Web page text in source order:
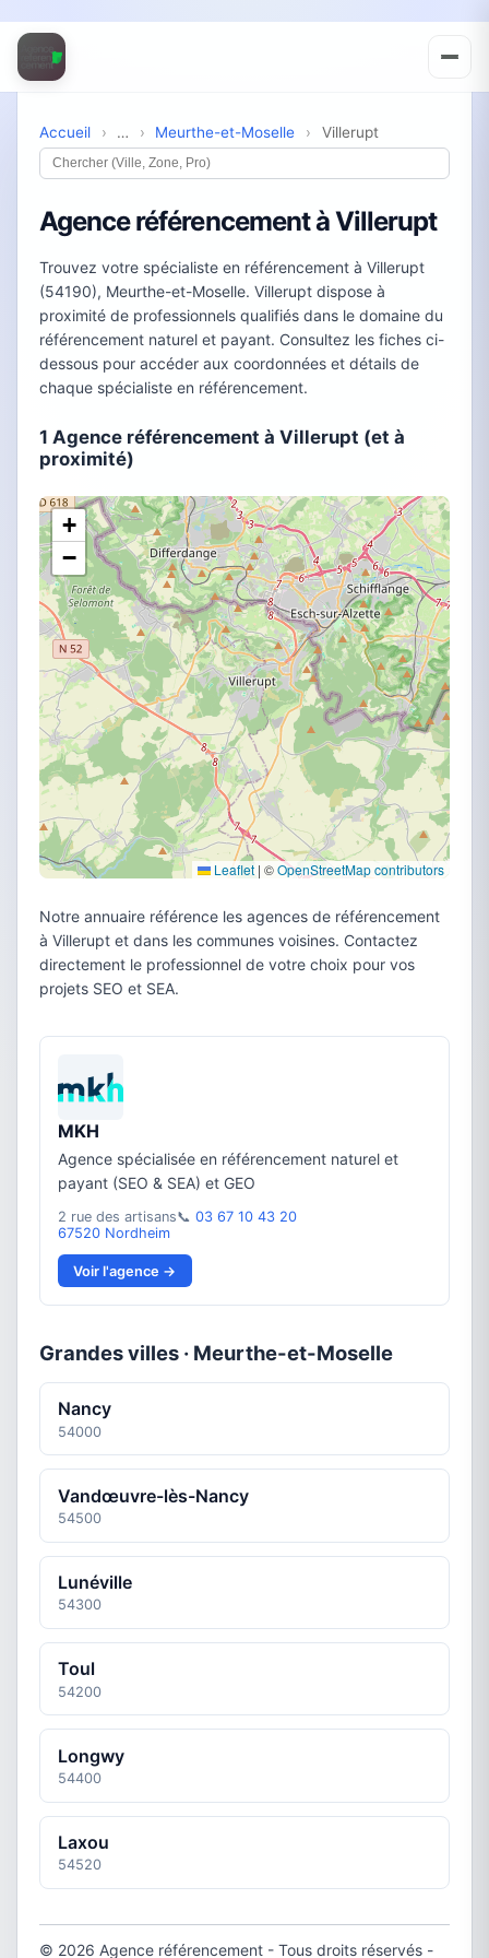
Accueil › … › Meurthe-et-Moselle › Villerupt
Agence référencement à Villerupt
Trouvez votre spécialiste en référencement à Villerupt
(54190), Meurthe-et-Moselle. Villerupt dispose à
proximité de professionnels qualifiés dans le domaine du
référencement naturel et payant. Consultez les fiches ci-
dessous pour accéder aux coordonnées et détails de
chaque spécialiste en référencement.
1 Agence référencement à Villerupt (et à
proximité)
+
−
Leaflet | ©OpenStreetMap contributors
Notre annuaire référence les agences de référencement
à Villerupt et dans les communes voisines. Contactez
directement le professionnel de votre choix pour vos
projets SEO et SEA.
MKH
Agence spécialisée en référencement naturel et
payant (SEO & SEA) et GEO
2 rue des artisans
67520 Nordheim
📞 03 67 10 43 20
Voir l'agence →
Grandes villes · Meurthe-et-Moselle
Nancy
54000
Vandœuvre-lès-Nancy
54500
Lunéville
54300
Toul
54200
Longwy
54400
Laxou
54520
© 2026 Agence référencement - Tous droits réservés -